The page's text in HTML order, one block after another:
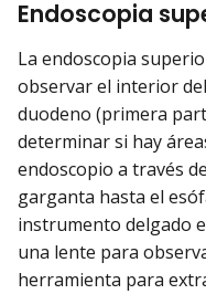
Endoscopia
La endoscopia
observar el interior del
duodeno (primera
determinar si hay
endoscopio a través
garganta hasta el
instrumento delgado
una lente para
herramienta para